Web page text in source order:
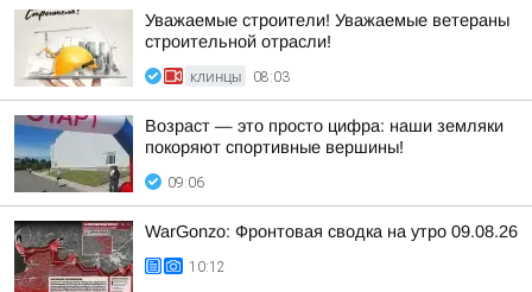
Уважаемые строители! Уважаемые ветераны
строительной отрасли!
КЛИНЦЫ 08:03
Возраст — это просто цифра: наши земляки
покоряют спортивные вершины!
09:06
WarGonzo: Фронтовая сводка на утро 09.08.26
10:12